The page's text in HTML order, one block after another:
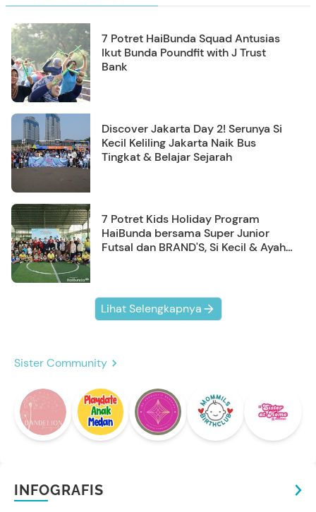
7 Potret HaiBunda Squad Antusias
Ikut Bunda Poundfit with J Trust
Bank
Discover Jakarta Day 2! Serunya Si
Kecil Keliling Jakarta Naik Bus
Tingkat & Belajar Sejarah
7 Potret Kids Holiday Program
HaiBunda bersama Super Junior
Futsal dan BRAND'S, Si Kecil & Ayah
Lihat Selengkapnya
Sister Community
INFOGRAFIS